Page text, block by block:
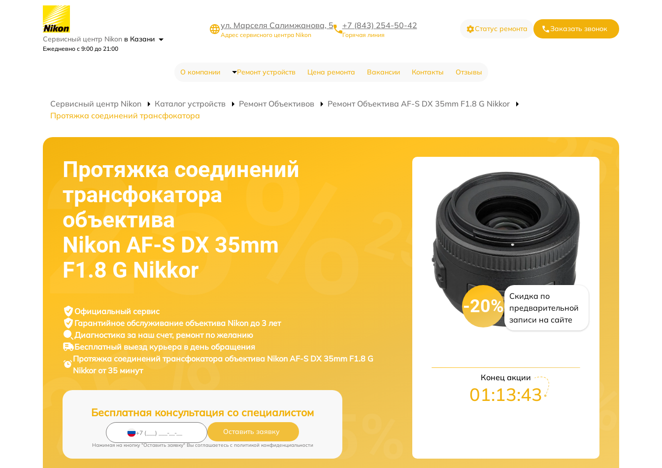
Сервисный центр Nikon в Казани
Ежедневно с 9:00 до 21:00
ул. Марселя Салимжанова, 5
Адрес сервисного центра Nikon
+7 (843) 254-50-42
Горячая линия
Статус ремонта Заказать звонок
О компании Ремонт устройств Цена ремонта Вакансии Контакты Отзывы
Сервисный центр Nikon Каталог устройств Ремонт Объективов
Ремонт Объектива AF-S DX 35mm F1.8 G Nikkor
Протяжка соединений трансфокатора
Протяжка соединений
трансфокатора
объектива
Nikon AF-S DX 35mm
F1.8 G Nikkor
Официальный сервис
Гарантийное обслуживание объектива Nikon до 3 лет
Диагностика за наш счет, ремонт по желанию
Бесплатный выезд курьера в день обращения
Протяжка соединений трансфокатора объектива Nikon AF-S DX 35mm F1.8 G
Nikkor от 35 минут
Бесплатная консультация со специалистом
Оставить заявку
Нажимая на кнопку "Оставить заявку" Вы соглашаетесь c политикой конфиденциальности
-20%
Скидка по
предварительной
записи на сайте
Конец акции
01:13:42